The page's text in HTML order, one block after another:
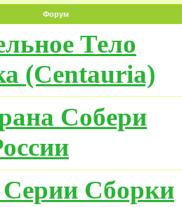
Форум
Тело
(Centauria)
Собери
Сборки